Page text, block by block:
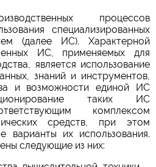
процессов
специализированных
(далее ИС). Характерной
ИС, применяемых для
является использование
знаний и инструментов,
и возможности единой ИС
таких ИС
комплексом
средств, при этом
варианты их использования.
следующие из них: